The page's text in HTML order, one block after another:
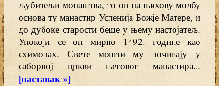
љубитељи монаштва, то он на њихову молбу
основа ту манастир Успенија Божје Матере, и
до дубоке старости беше у њему настојатељ.
Упокоји се он мирно 1492. године као
схимонах. Свете мошти му почивају у
саборној цркви његовог манастира...
[наставак »]